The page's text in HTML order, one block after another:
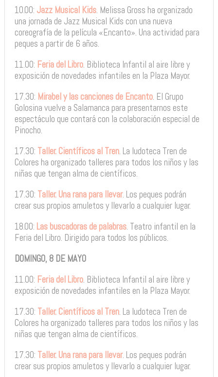
10.00: Jazz Musical Kids. Melissa Gross ha organizado
una jornada de Jazz Musical Kids con una nueva
coreografía de la película «Encanto». Una actividad para
peques a partir de 6 años.
11.00: Feria del Libro. Biblioteca Infantil al aire libre y
exposición de novedades infantiles en la Plaza Mayor.
17.30: Mirabel y las canciones de Encanto. El Grupo
Golosina vuelve a Salamanca para presentarnos este
espectáculo que contará con la colaboración especial de
Pinocho.
17.30: Taller. Científicos al Tren. La ludoteca Tren de
Colores ha organizado talleres para todos los niños y las
niñas que tengan alma de científicos.
17.30: Taller. Una rana para llevar. Los peques podrán
crear sus propios amuletos y llevarlo a cualquier lugar.
18.00: Las buscadoras de palabras. Teatro infantil en la
Feria del Libro. Dirigido para todos los públicos.
DOMINGO, 8 DE MAYO
11.00: Feria del Libro. Biblioteca Infantil al aire libre y
exposición de novedades infantiles en la Plaza Mayor.
17.30: Taller. Científicos al Tren. La ludoteca Tren de
Colores ha organizado talleres para todos los niños y las
niñas que tengan alma de científicos.
17.30: Taller. Una rana para llevar. Los peques podrán
crear sus propios amuletos y llevarlo a cualquier lugar.